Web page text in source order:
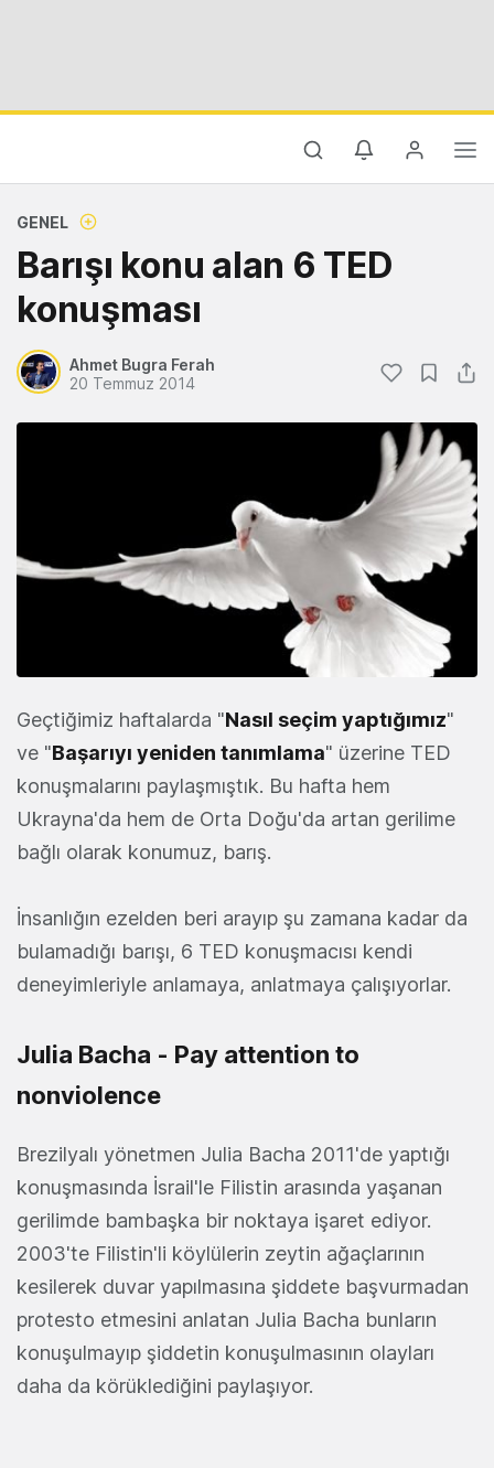
GENEL
Barışı konu alan 6 TED
konuşması
Ahmet Bugra Ferah
20 Temmuz 2014
Geçtiğimiz haftalarda "Nasıl seçim yaptığımız"
ve "Başarıyı yeniden tanımlama" üzerine TED
konuşmalarını paylaşmıştık. Bu hafta hem
Ukrayna'da hem de Orta Doğu'da artan gerilime
bağlı olarak konumuz, barış.
İnsanlığın ezelden beri arayıp şu zamana kadar da
bulamadığı barışı, 6 TED konuşmacısı kendi
deneyimleriyle anlamaya, anlatmaya çalışıyorlar.
Julia Bacha - Pay attention to
nonviolence
Brezilyalı yönetmen Julia Bacha 2011'de yaptığı
konuşmasında İsrail'le Filistin arasında yaşanan
gerilimde bambaşka bir noktaya işaret ediyor.
2003'te Filistin'li köylülerin zeytin ağaçlarının
kesilerek duvar yapılmasına şiddete başvurmadan
protesto etmesini anlatan Julia Bacha bunların
konuşulmayıp şiddetin konuşulmasının olayları
daha da körüklediğini paylaşıyor.